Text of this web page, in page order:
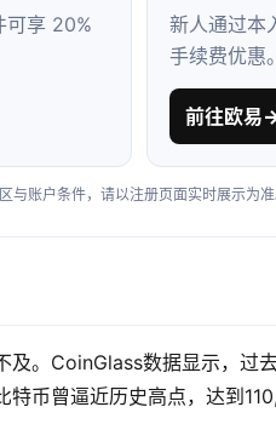
可享 20%
新人通过本
手续费优惠。
前往欧易
账户条件，请以注册页面实时展示为
及。CoinGlass数据显示，过
币曾逼近历史高点，达到